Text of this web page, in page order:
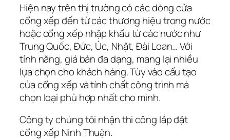
Hiện nay trên thị trường có các dòng cửa
cổng xếp đến từ các thương hiệu trong nước
hoặc cổng xếp nhập khẩu từ các nước như
Trung Quốc, Đức, Úc, Nhật, Đài Loan… Với
tính năng, giá bán đa dạng, mang lại nhiều
lựa chọn cho khách hàng. Tùy vào cấu tạo
của cổng xếp và tính chất công trình mà
chọn loại phù hợp nhất cho mình.
Công ty chúng tôi nhận thi công lắp đặt
cổng xếp Ninh Thuận.